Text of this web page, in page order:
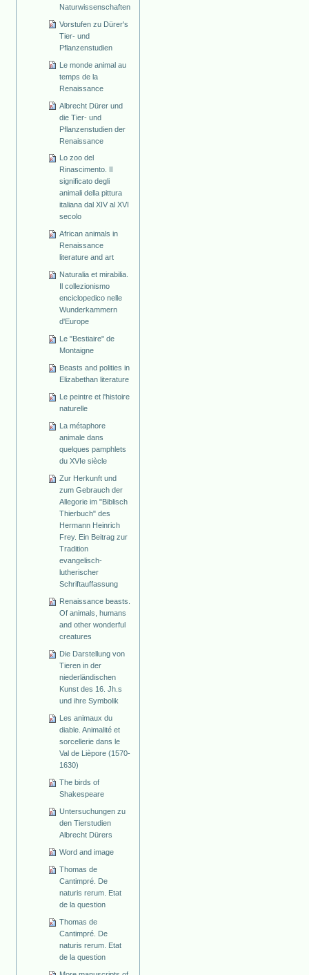
Naturwissenschaften
Vorstufen zu Dürer's
Tier- und
Pflanzenstudien
Le monde animal au
temps de la
Renaissance
Albrecht Dürer und
die Tier- und
Pflanzenstudien der
Renaissance
Lo zoo del
Rinascimento. Il
significato degli
animali della pittura
italiana dal XIV al XVI
secolo
African animals in
Renaissance
literature and art
Naturalia et mirabilia.
Il collezionismo
enciclopedico nelle
Wunderkammern
d'Europe
Le "Bestiaire" de
Montaigne
Beasts and polities in
Elizabethan literature
Le peintre et l'histoire
naturelle
La métaphore
animale dans
quelques pamphlets
du XVIe siècle
Zur Herkunft und
zum Gebrauch der
Allegorie im "Biblisch
Thierbuch" des
Hermann Heinrich
Frey. Ein Beitrag zur
Tradition
evangelisch-
lutherischer
Schriftauffassung
Renaissance beasts.
Of animals, humans
and other wonderful
creatures
Die Darstellung von
Tieren in der
niederländischen
Kunst des 16. Jh.s
und ihre Symbolik
Les animaux du
diable. Animalité et
sorcellerie dans le
Val de Lièpore (1570-
1630)
The birds of
Shakespeare
Untersuchungen zu
den Tierstudien
Albrecht Dürers
Word and image
Thomas de
Cantimpré. De
naturis rerum. Etat
de la question
Thomas de
Cantimpré. De
naturis rerum. Etat
de la question